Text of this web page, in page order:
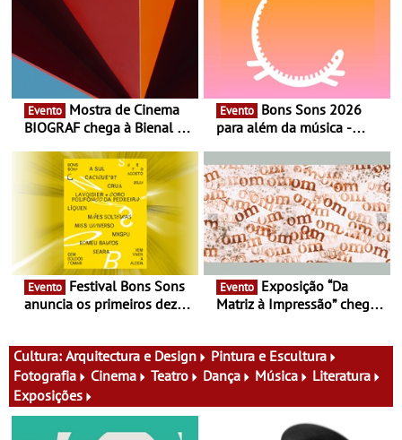
Evento
BIOGRAF chega à Bienal de
Documentário, ensaio
fílmico e práticas artísticas
Evento
para além da música -
percursos, oficinas,
atividades para toda a
família e muito mais
Evento
anuncia os primeiros dez
Evento
Matriz à Impressão” chega
nova exposição do Museu
do Oriente prova-o
Cultura: Arquitectura e Design
Pintura e Escultura
Fotografia
Cinema Teatro Dança Música
Literatura
Exposições